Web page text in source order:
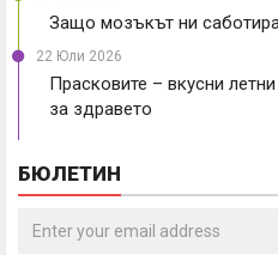
Защо мозъкът ни
22 Юли 2026
Прасковите – вкусни
за здравето
БЮЛЕТИН